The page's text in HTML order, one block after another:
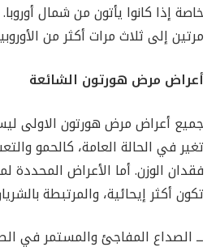
خاصة إذا كانوا يأتون من شمال
مرتين إلى ثلاث مرات أكثر من
أعراض مرض هورتون الشائعة
جميع أعراض مرض هورتون الاولى
تغير في الحالة العامة، كالحمو
فقدان الوزن. أما الأعراض
تكون أكثر إيحائية، والمرتبطة
ــ الصداع المفاجئ والمستمر في